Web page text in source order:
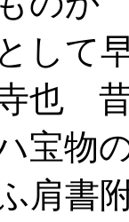
して
也
宝物
肩書